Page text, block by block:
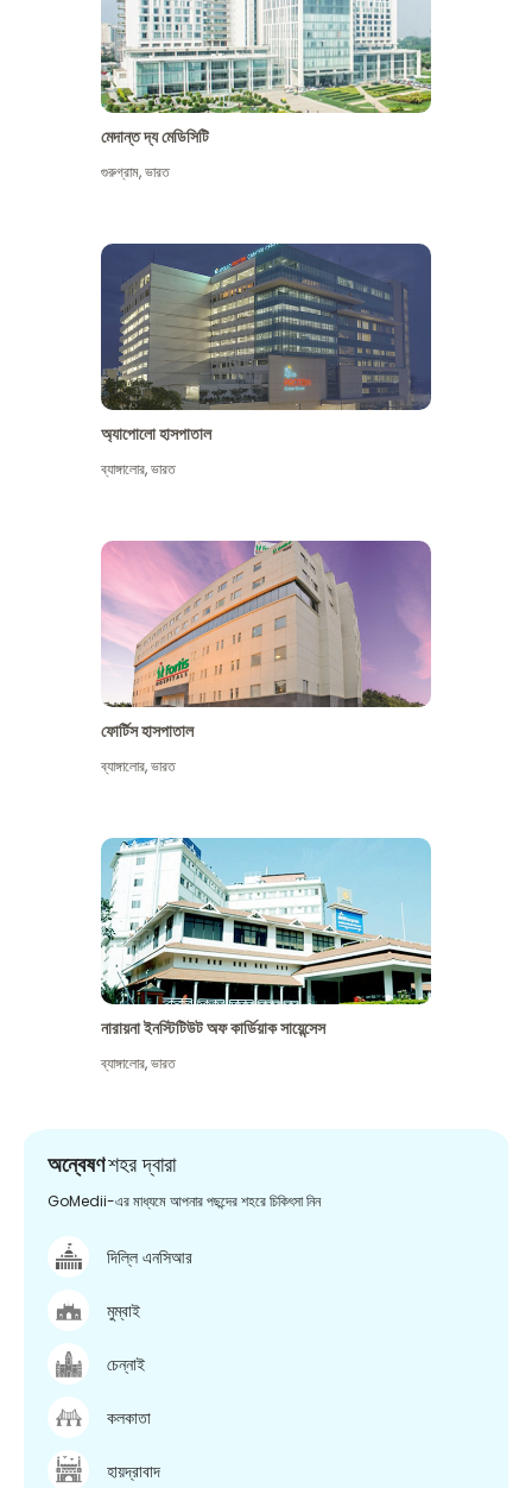
মেদান্ত দ্য মেডিসিটি
গুরুগ্রাম,ভারত
অ্যাপোলো হাসপাতাল
ব্যাঙ্গালোর,ভারত
ফোর্টিস হাসপাতাল
ব্যাঙ্গালোর,ভারত
নারায়না ইনস্টিটিউট অফ কার্ডিয়াক সায়েন্সেস
ব্যাঙ্গালোর,ভারত
অন্বেষণশহর দ্বারা
GoMedii-এর মাধ্যমে আপনার পছন্দের শহরে চিকিৎসা নিন
দিল্লি এনসিআর
মুম্বাই
চেন্নাই
কলকাতা
হায়দ্রাবাদ